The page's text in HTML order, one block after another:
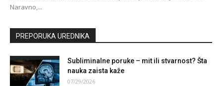
Naravno,...
PREPORUKA UREDNIKA
Subliminalne poruke – mit ili stvarnost? Šta
nauka zaista kaže
07/29/2026